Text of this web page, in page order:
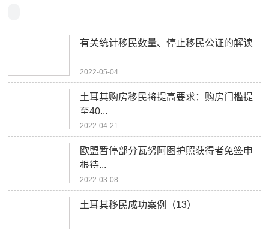
有关统计移民数量、停止移民公证的解读
2022-05-04
土耳其购房移民将提高要求：购房门槛提
至40...
2022-04-21
欧盟暂停部分瓦努阿图护照获得者免签申
根待...
2022-03-08
土耳其移民成功案例（13）